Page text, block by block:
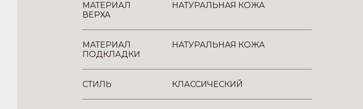
МАТЕРИАЛ
ВЕРХА
НАТУРАЛЬНАЯ КОЖА
МАТЕРИАЛ
ПОДКЛАДКИ
НАТУРАЛЬНАЯ КОЖА
СТИЛЬ КЛАССИЧЕСКИЙ